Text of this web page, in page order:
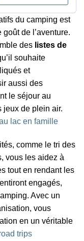
du camping est
de l’aventure.
des listes de
souhaite
et
aussi des
le séjour au
jeux de plein air.
lac en famille
comme le tri des
vous les aidez à
tout en rendant les
engagés,
Avec un
vous
en un véritable
trips